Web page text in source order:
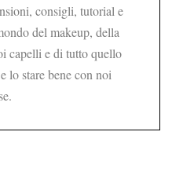
consigli, tutorial e
del makeup, della
capelli e di tutto quello
lo stare bene con noi